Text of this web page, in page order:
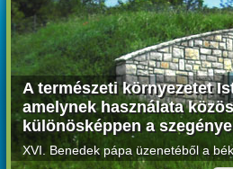
A természeti környezetet
amelynek használata
különösképpen a
XVI. Benedek pápa üzenetéből a